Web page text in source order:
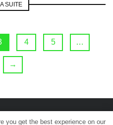
SUITE
4 5 …
→
you get the best experience on our